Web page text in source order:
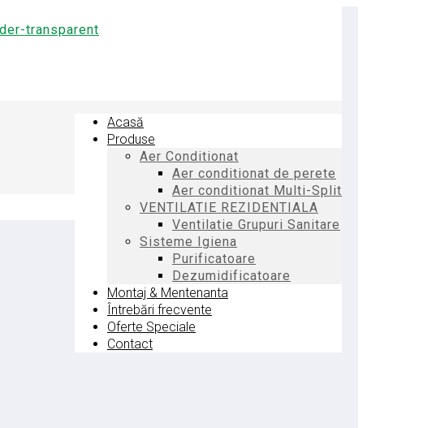
Acasă
Produse
Aer Conditionat
Aer conditionat de perete
Aer conditionat Multi-Split
VENTILATIE REZIDENTIALA
Ventilatie Grupuri Sanitare
Sisteme Igiena
Purificatoare
Dezumidificatoare
Montaj & Mentenanta
Întrebări frecvente
Oferte Speciale
Contact